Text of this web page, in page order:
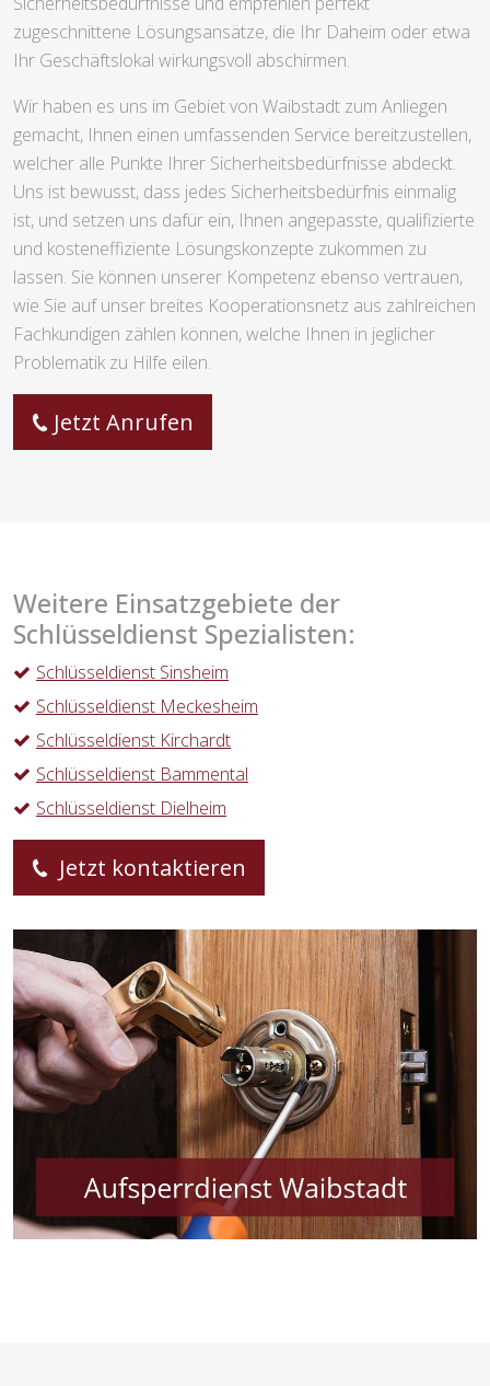
zugeschnittene Lösungsansätze, die Ihr Daheim oder etwa
Ihr Geschäftslokal wirkungsvoll abschirmen.
Wir haben es uns im Gebiet von Waibstadt zum Anliegen
gemacht, Ihnen einen umfassenden Service bereitzustellen,
welcher alle Punkte Ihrer Sicherheitsbedürfnisse abdeckt.
Uns ist bewusst, dass jedes Sicherheitsbedürfnis einmalig
ist, und setzen uns dafür ein, Ihnen angepasste, qualifizierte
und kosteneffiziente Lösungskonzepte zukommen zu
lassen. Sie können unserer Kompetenz ebenso vertrauen,
wie Sie auf unser breites Kooperationsnetz aus zahlreichen
Fachkundigen zählen können, welche Ihnen in jeglicher
Problematik zu Hilfe eilen.
Jetzt Anrufen
Weitere Einsatzgebiete der
Schlüsseldienst Spezialisten:
Schlüsseldienst Sinsheim
Schlüsseldienst Meckesheim
Schlüsseldienst Kirchardt
Schlüsseldienst Bammental
Schlüsseldienst Dielheim
Jetzt kontaktieren